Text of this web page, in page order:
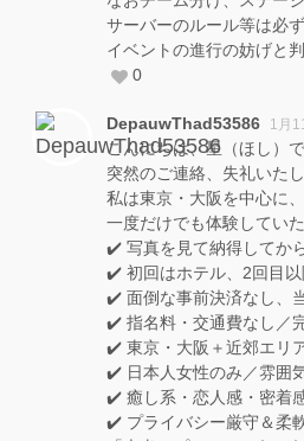
サーバーのルール等は必
イベントの進行の妨げと
0
DepauwThad53586 1月
こんにちは、星（ほし）
突然のご連絡、失礼いたし
私は東京・大阪を中心に
一度だけでも体験してい
✔️ 写真を見て納得してか
✔️ 初回はホテル、2回目
✔️ 面倒な事前決済なし、
✔️ 指名料・交通費なし／
✔️ 東京・大阪＋近郊エリ
✔️ 日本人女性のみ／雰囲
✔️ 癒し系・恋人感・密着
✔️ プライバシー厳守＆柔